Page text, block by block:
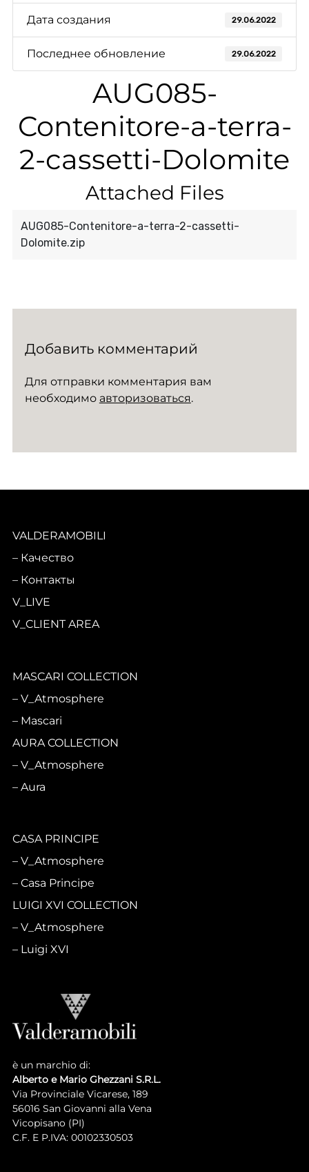
Дата создания 29.06.2022
Последнее обновление 29.06.2022
AUG085-
Contenitore-a-terra-
2-cassetti-Dolomite
Attached Files
AUG085-Contenitore-a-terra-2-cassetti-
Dolomite.zip
Добавить комментарий
Для отправки комментария вам
необходимо авторизоваться.
VALDERAMOBILI
Качество
Контакты
V_LIVE
V_CLIENT AREA
MASCARI COLLECTION
V_Atmosphere
Mascari
AURA COLLECTION
V_Atmosphere
Aura
CASA PRINCIPE
V_Atmosphere
Casa Principe
LUIGI XVI COLLECTION
V_Atmosphere
Luigi XVI
è un marchio di:
Alberto e Mario Ghezzani S.R.L.
Via Provinciale Vicarese, 189
56016 San Giovanni alla Vena
Vicopisano (PI)
C.F. E P.IVA: 00102330503